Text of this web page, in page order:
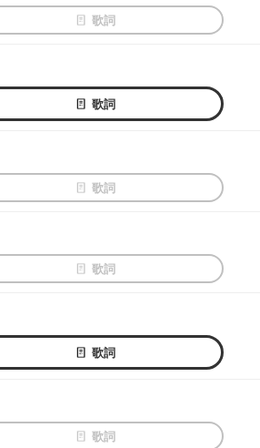
歌詞
歌詞
歌詞
歌詞
歌詞
歌詞